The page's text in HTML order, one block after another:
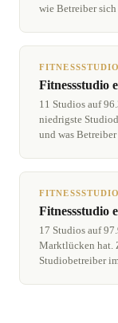
wie Betreiber
Fitnessstudio
11 Studios auf
niedrigste
und was
Fitnessstudio
17 Studios auf
Marktlücken hat.
Studiobetreiber